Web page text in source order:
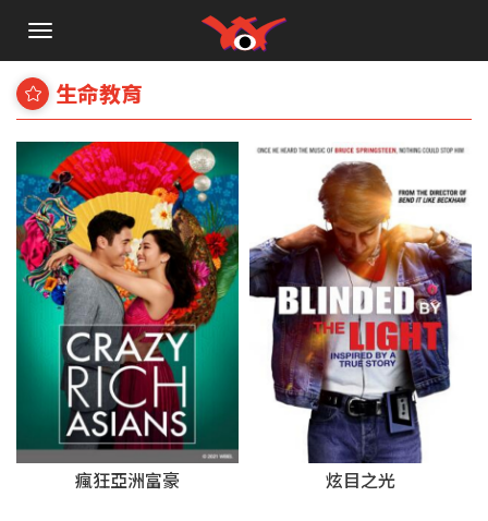
手
選
單
生命教育
瘋狂亞洲富豪 炫目之光